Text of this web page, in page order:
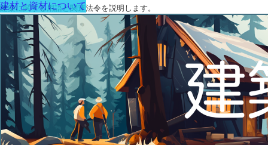
建築に関する用語と関連法令を説明します。
建材と資材について